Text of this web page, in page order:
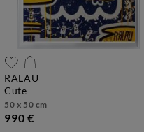
RALAU
cute
50 x 50 cm
990 €